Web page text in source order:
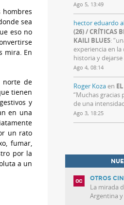
sea
eso no
mira. En
norte de
tienen
y
en una
un rato
fumar,
por la
a un
Ago 5, 13:49
hector eduardo
(26) / CRÍTICAS
KAILI BLUES: “
experiencia en
historia y
Ago 4, 08:14
Roger Kozaen
“Muchas gracias
de una
Ago 3, 18:25
OTROS
La mirada
Argentina